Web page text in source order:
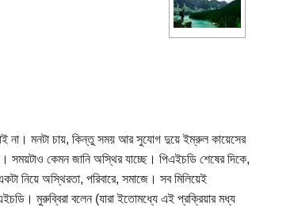
না। মনটা চায়, কিন্তু সময় আর সুযোগ দুয়ে ইম্রুল কায়েসের
সময়টাও কেমন জানি অস্থির যাচ্ছে। পিএইচডি শেষের দিকে,
নিয়ে অস্থিরতা, পরিবারে, সমাজে। সব মিলিয়েই
মুরুব্বিরা বলেন (যারা ইতোমধ্যে এই প্রক্রিয়ার মধ্য